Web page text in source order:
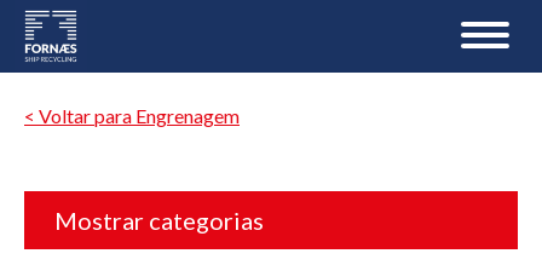
< Voltar para Engrenagem
Mostrar categorias